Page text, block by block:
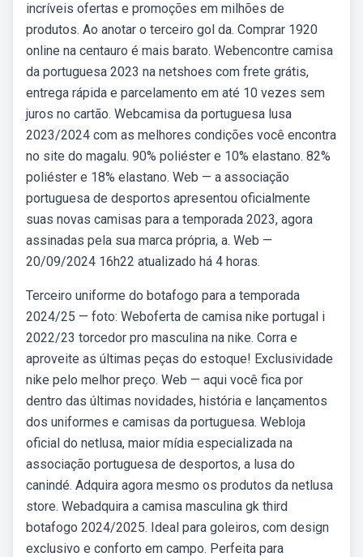
incríveis ofertas e promoções em milhões de
produtos. Ao anotar o terceiro gol da. Comprar 1920
online na centauro é mais barato. Webencontre camisa
da portuguesa 2023 na netshoes com frete grátis,
entrega rápida e parcelamento em até 10 vezes sem
juros no cartão. Webcamisa da portuguesa lusa
2023/2024 com as melhores condições você encontra
no site do magalu. 90% poliéster e 10% elastano. 82%
poliéster e 18% elastano. Web — a associação
portuguesa de desportos apresentou oficialmente
suas novas camisas para a temporada 2023, agora
assinadas pela sua marca própria, a. Web —
20/09/2024 16h22 atualizado há 4 horas.
Terceiro uniforme do botafogo para a temporada
2024/25 — foto: Weboferta de camisa nike portugal i
2022/23 torcedor pro masculina na nike. Corra e
aproveite as últimas peças do estoque! Exclusividade
nike pelo melhor preço. Web — aqui você fica por
dentro das últimas novidades, história e lançamentos
dos uniformes e camisas da portuguesa. Webloja
oficial do netlusa, maior mídia especializada na
associação portuguesa de desportos, a lusa do
canindé. Adquira agora mesmo os produtos da netlusa
store. Webadquira a camisa masculina gk third
botafogo 2024/2025. Ideal para goleiros, com design
exclusivo e conforto em campo. Perfeita para